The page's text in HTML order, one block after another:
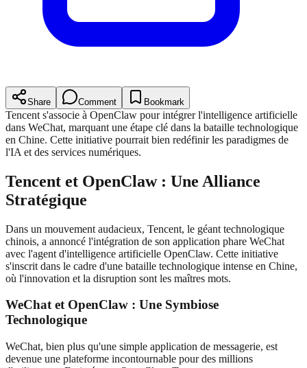
Share Comment Bookmark
Tencent s'associe à OpenClaw pour intégrer l'intelligence artificielle
dans WeChat, marquant une étape clé dans la bataille technologique
en Chine. Cette initiative pourrait bien redéfinir les paradigmes de
l'IA et des services numériques.
Tencent et OpenClaw : Une Alliance
Stratégique
Dans un mouvement audacieux, Tencent, le géant technologique
chinois, a annoncé l'intégration de son application phare WeChat
avec l'agent d'intelligence artificielle OpenClaw. Cette initiative
s'inscrit dans le cadre d'une bataille technologique intense en Chine,
où l'innovation et la disruption sont les maîtres mots.
WeChat et OpenClaw : Une Symbiose
Technologique
WeChat, bien plus qu'une simple application de messagerie, est
devenue une plateforme incontournable pour des millions